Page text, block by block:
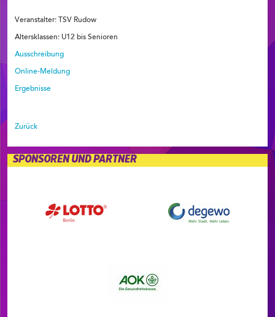
Veranstalter: TSV Rudow
Altersklassen: U12 bis Senioren
Ausschreibung
Online-Meldung
Ergebnisse
Zurück
SPONSOREN UND PARTNER